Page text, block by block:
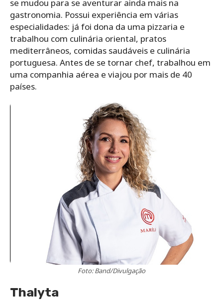
se mudou para se aventurar ainda mais na
gastronomia. Possui experiência em várias
especialidades: já foi dona da uma pizzaria e
trabalhou com culinária oriental, pratos
mediterrâneos, comidas saudáveis e culinária
portuguesa. Antes de se tornar chef, trabalhou em
uma companhia aérea e viajou por mais de 40
países.
Foto: Band/Divulgação
Thalyta